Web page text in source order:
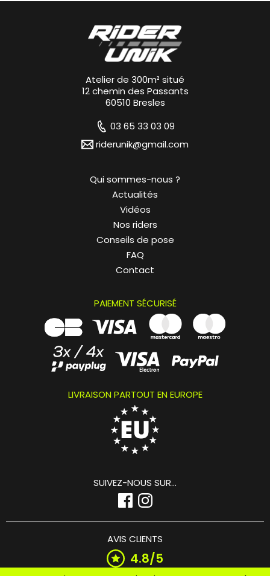
Atelier de 300m² situé
12 chemin des Passants
60510 Bresles
03 65 33 03 09
riderunik@gmail.com
Qui sommes-nous ?
Actualités
Vidéos
Nos riders
Conseils de pose
FAQ
Contact
PAIEMENT SÉCURISÉ
LIVRAISON PARTOUT EN EUROPE
SUIVEZ-NOUS SUR...
AVIS CLIENTS
4.8/5